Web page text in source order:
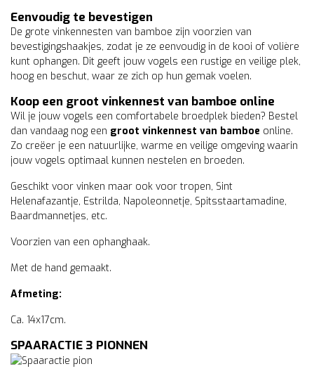
Eenvoudig te bevestigen
De grote vinkennesten van bamboe zijn voorzien van
bevestigingshaakjes, zodat je ze eenvoudig in de kooi of volière
kunt ophangen. Dit geeft jouw vogels een rustige en veilige plek,
hoog en beschut, waar ze zich op hun gemak voelen.
Koop een groot vinkennest van bamboe online
Wil je jouw vogels een comfortabele broedplek bieden? Bestel
dan vandaag nog een groot vinkennest van bamboe online.
Zo creëer je een natuurlijke, warme en veilige omgeving waarin
jouw vogels optimaal kunnen nestelen en broeden.
Geschikt voor vinken maar ook voor tropen, Sint
Helenafazantje, Estrilda, Napoleonnetje, Spitsstaartamadine,
Baardmannetjes, etc.
Voorzien van een ophanghaak.
Met de hand gemaakt.
Afmeting:
Ca. 14x17cm.
SPAARACTIE 3 PIONNEN